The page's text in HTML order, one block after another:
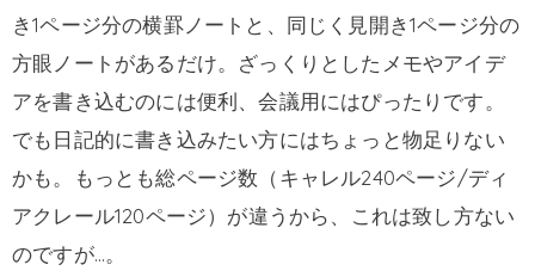
き1ページ分の横罫ノートと、同じく見開き1ページ分の
方眼ノートがあるだけ。ざっくりとしたメモやアイデ
アを書き込むのには便利、会議用にはぴったりです。
でも日記的に書き込みたい方にはちょっと物足りない
かも。もっとも総ページ数（キャレル240ページ/ディ
アクレール120ページ）が違うから、これは致し方ない
のですが…。